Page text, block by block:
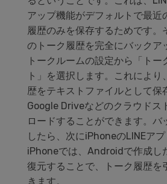
アップ機能がデフォルトで最近
履歴のみを保存するためです。
のトーク履歴を完全にバックア
トークルームの設定から「トー
ト」を選択します。これにより
歴をテキストファイルとして保
Google Driveなどのクラウドス
ロードすることができます。バ
したら、次にiPhoneのLINEアプ
iPhoneでは、Androidで作成し
復元することで、トーク履歴を
きます。